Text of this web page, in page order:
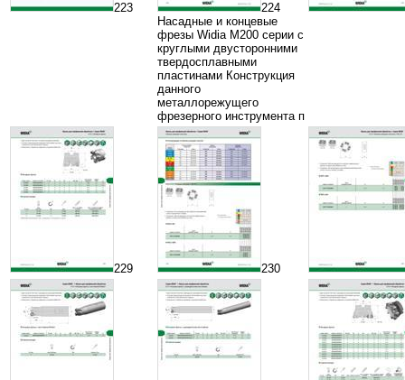
223
224
Насадные и концевые
фрезы Widia M200 серии с
круглыми двусторонними
твердосплавными
пластинами Конструкция
данного
металлорежущего
фрезерного инструмента п
229 230